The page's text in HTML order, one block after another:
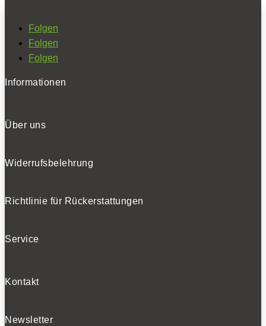
Folgen
Folgen
Folgen
Informationen
Über uns
Widerrufsbelehrung
Richtlinie für Rückerstattungen
Service
Kontakt
Newsletter